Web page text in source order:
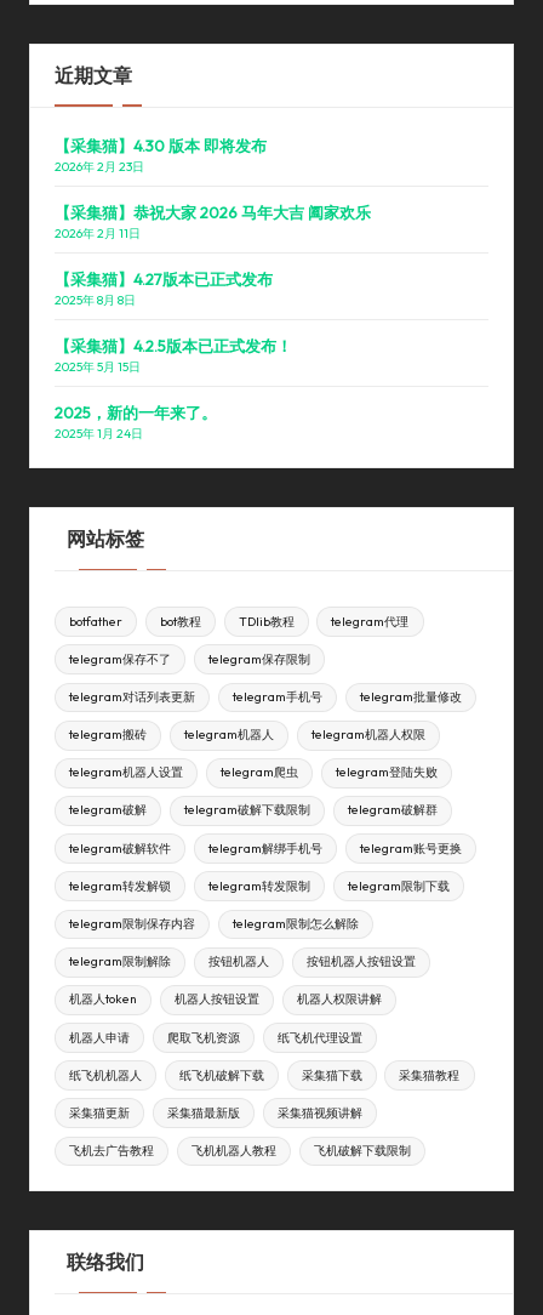
近期文章
【采集猫】4.30 版本 即将发布
2026年 2月 23日
【采集猫】恭祝大家 2026 马年大吉 阖家欢乐
2026年 2月 11日
【采集猫】4.27版本已正式发布
2025年 8月 8日
【采集猫】4.2.5版本已正式发布！
2025年 5月 15日
2025，新的一年来了。
2025年 1月 24日
网站标签
botfather bot教程 TDlib教程 telegram代理
telegram保存不了 telegram保存限制
telegram对话列表更新 telegram手机号 telegram批量修改
telegram搬砖 telegram机器人 telegram机器人权限
telegram机器人设置 telegram爬虫 telegram登陆失败
telegram破解 telegram破解下载限制 telegram破解群
telegram破解软件 telegram解绑手机号 telegram账号更换
telegram转发解锁 telegram转发限制 telegram限制下载
telegram限制保存内容 telegram限制怎么解除
telegram限制解除 按钮机器人 按钮机器人按钮设置
机器人token 机器人按钮设置 机器人权限讲解
机器人申请 爬取飞机资源 纸飞机代理设置
纸飞机机器人 纸飞机破解下载 采集猫下载 采集猫教程
采集猫更新 采集猫最新版 采集猫视频讲解
飞机去广告教程 飞机机器人教程 飞机破解下载限制
联络我们